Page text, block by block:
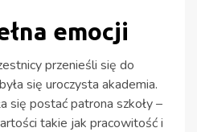
emocji
przenieśli się do
się uroczysta akademia.
się postać patrona szkoły –
takie jak pracowitość i